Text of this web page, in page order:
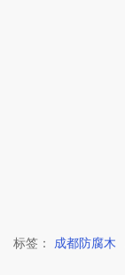
标签： 成都防腐木